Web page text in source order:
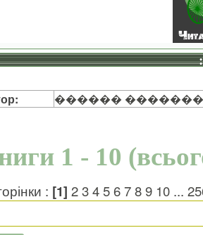
������
1 - 10
: [1] 23456789 10 ...